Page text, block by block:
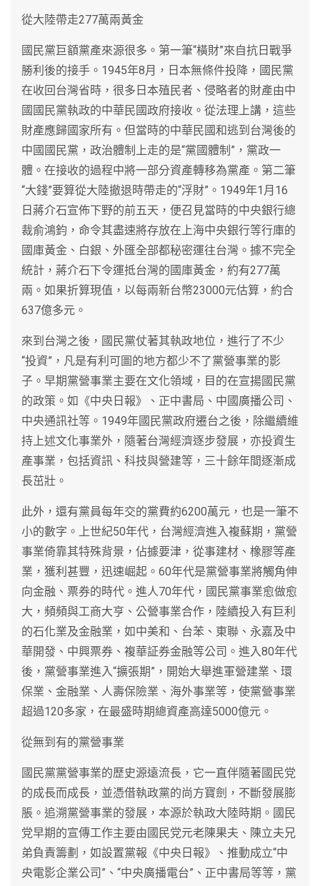
從大陸帶走277萬兩黃金
國民黨巨額黨產來源很多。第一筆“橫財”來自抗日戰爭
勝利後的接手。1945年8月，日本無條件投降，國民黨
在收回台灣省時，很多日本殖民者、侵略者的財產由中
國國民黨執政的中華民國政府接收。從法理上講，這些
財產應歸國家所有。但當時的中華民國和逃到台灣後的
中國國民黨，政治體制上走的是“黨國體制”，黨政一
體。在接收的過程中將一部分資產轉移為黨產。第二筆
“大錢”要算從大陸撤退時帶走的“浮財”。1949年1月16
日蔣介石宣佈下野的前五天，便召見當時的中央銀行總
裁俞鴻鈞，命令其盡速將存放在上海中央銀行等行庫的
國庫黃金、白銀、外匯全部都秘密運往台灣。據不完全
統計，蔣介石下令運抵台灣的國庫黃金，約有277萬
兩。如果折算現值，以每兩新台幣23000元估算，約合
637億多元。
來到台灣之後，國民黨仗著其執政地位，進行了不少
“投資”，凡是有利可圖的地方都少不了黨營事業的影
子。早期黨營事業主要在文化領域，目的在宣揚國民黨
的政策。如《中央日報》、正中書局、中國廣播公司、
中央通訊社等。1949年國民黨政府遷台之後，除繼續維
持上述文化事業外，隨著台灣經濟逐步發展，亦投資生
產事業，包括資訊、科技與營建等，三十餘年間逐漸成
長茁壯。
此外，還有黨員每年交的黨費約6200萬元，也是一筆不
小的數字。上世紀50年代，台灣經濟進入複蘇期，黨營
事業倚靠其特殊背景，佔據要津，從事建材、橡膠等產
業，獲利甚豐，迅速崛起。60年代是黨營事業將觸角伸
向金融、票券的時代。進人70年代，國民黨事業愈做愈
大，頻頻與工商大亨、公營事業合作，陸續投入有巨利
的石化業及金融業，如中美和、台苯、東聯、永嘉及中
華開發、中興票券、複華証券金融等公司。進入80年代
後，黨營事業進入“擴張期”，開始大舉進軍營建業、環
保業、金融業、人壽保險業、海外事業等，使黨營事業
超過120多家，在最盛時期總資產高達5000億元。
從無到有的黨營事業
國民黨黨營事業的歷史源遠流長，它一直伴隨著國民党
的成長而成長，並憑借執政黨的尚方寶劍，不斷發展膨
脹。追溯黨營事業的發展，本源於執政大陸時期。國民
党早期的宣傳工作主要由國民党元老陳果夫、陳立夫兄
弟負責籌劃，如設置黨報《中央日報》、推動成立“中
央電影企業公司”、“中央廣播電台”、正中書局等等，黨